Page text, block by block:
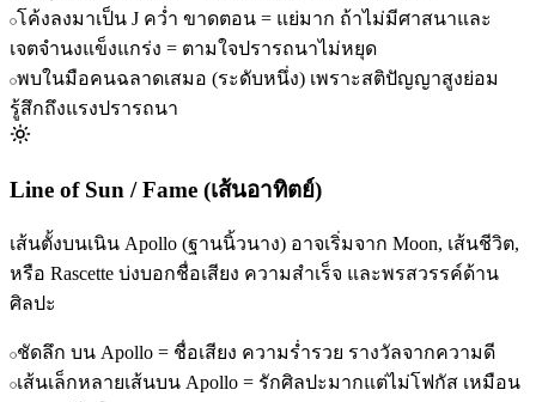
โค้งลงมาเป็น J คว่ำ ขาดตอน = แย่มาก ถ้าไม่มีศาสนาและ
เจตจำนงแข็งแกร่ง = ตามใจปรารถนาไม่หยุด
พบในมือคนฉลาดเสมอ (ระดับหนึ่ง) เพราะสติปัญญาสูงย่อม
รู้สึกถึงแรงปรารถนา
Line of Sun / Fame (เส้นอาทิตย์)
เส้นตั้งบนเนิน Apollo (ฐานนิ้วนาง) อาจเริ่มจาก Moon, เส้นชีวิต,
หรือ Rascette บ่งบอกชื่อเสียง ความสำเร็จ และพรสวรรค์ด้าน
ศิลปะ
ชัดลึก บน Apollo = ชื่อเสียง ความร่ำรวย รางวัลจากความดี
เส้นเล็กหลายเส้นบน Apollo = รักศิลปะมากแต่ไม่โฟกัส เหมือน